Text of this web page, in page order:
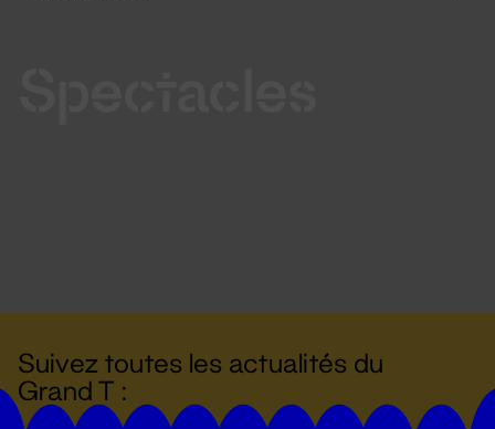
Suivez toutes les actualités du
Grand T :